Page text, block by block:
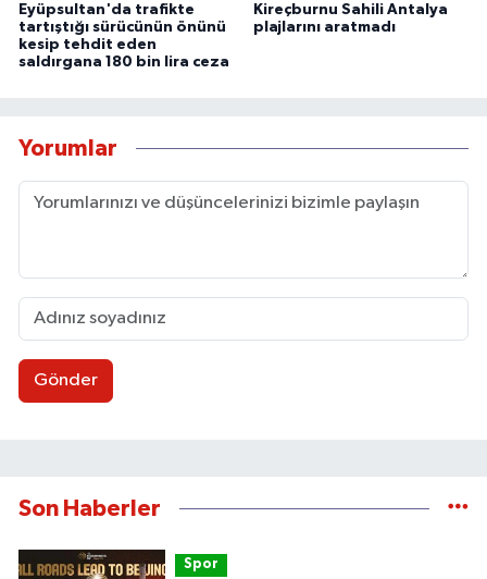
Eyüpsultan'da trafikte
tartıştığı sürücünün önünü
kesip tehdit eden
saldırgana 180 bin lira ceza
Kireçburnu Sahili Antalya
plajlarını aratmadı
Yorumlar
Gönder
Son Haberler
Spor